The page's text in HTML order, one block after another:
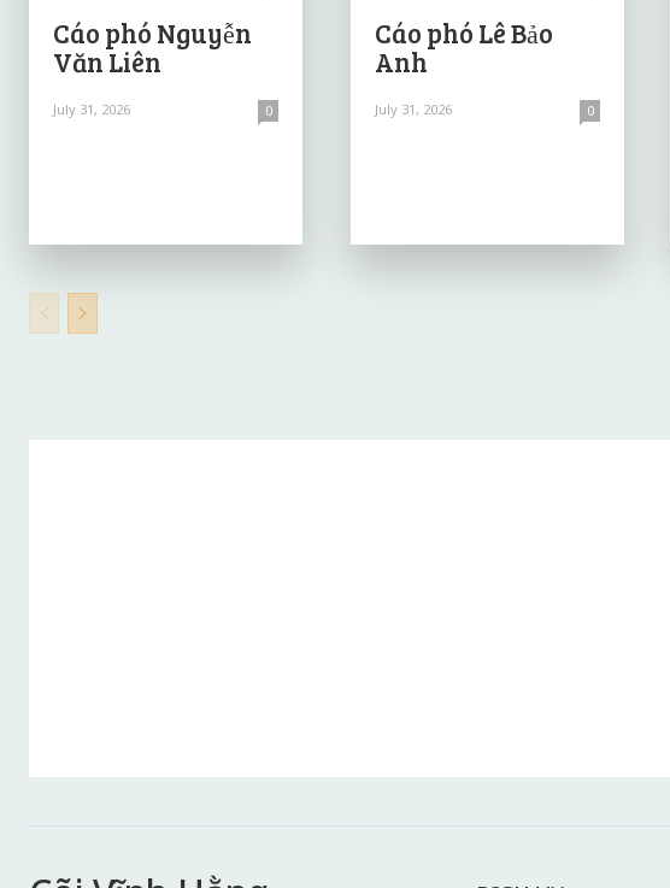
Cáo phó Nguyễn
Văn Liên
July 31, 2026 0
Cáo phó Lê Bảo
Anh
July 31, 2026 0